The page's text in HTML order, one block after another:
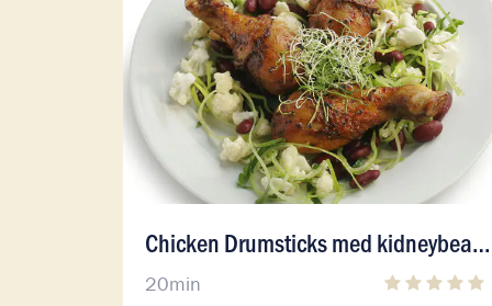
Chicken Drumsticks med kidneybean och blomkålsvinaigrette
20min